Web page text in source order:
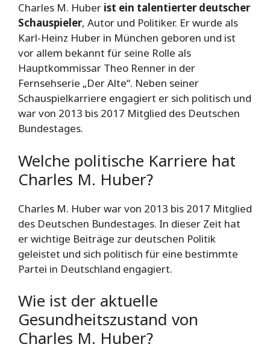
Charles M. Huber ist ein talentierter deutscher
Schauspieler, Autor und Politiker. Er wurde als
Karl-Heinz Huber in München geboren und ist
vor allem bekannt für seine Rolle als
Hauptkommissar Theo Renner in der
Fernsehserie „Der Alte“. Neben seiner
Schauspielkarriere engagiert er sich politisch und
war von 2013 bis 2017 Mitglied des Deutschen
Bundestages.
Welche politische Karriere hat
Charles M. Huber?
Charles M. Huber war von 2013 bis 2017 Mitglied
des Deutschen Bundestages. In dieser Zeit hat
er wichtige Beiträge zur deutschen Politik
geleistet und sich politisch für eine bestimmte
Partei in Deutschland engagiert.
Wie ist der aktuelle
Gesundheitszustand von
Charles M. Huber?